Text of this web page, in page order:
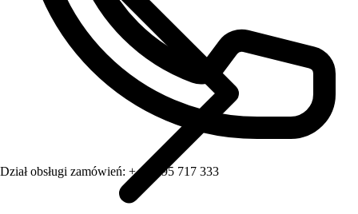
Dział obsługi zamówień: + 48 795 717 333